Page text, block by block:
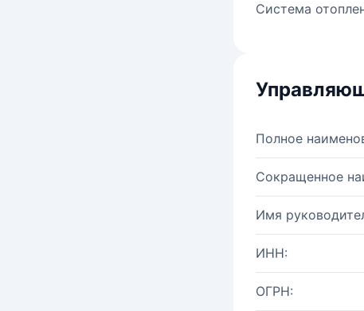
Система
Полное
Сокращенное
Имя
ИНН:
ОГРН: